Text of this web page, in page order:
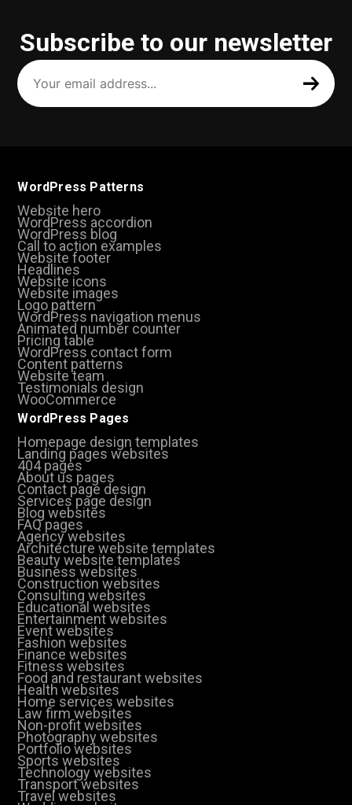
Subscribe to our newsletter
Your
email
address
(Required)
WordPress Patterns
Website hero
WordPress accordion
WordPress blog
Call to action examples
Website footer
Headlines
Website icons
Website images
Logo pattern
WordPress navigation menus
Animated number counter
Pricing table
WordPress contact form
Content patterns
Website team
Testimonials design
WooCommerce
WordPress Pages
Homepage design templates
Landing pages websites
404 pages
About us pages
Contact page design
Services page design
Blog websites
FAQ pages
Agency websites
Architecture website templates
Beauty website templates
Business websites
Construction websites
Consulting websites
Educational websites
Entertainment websites
Event websites
Fashion websites
Finance websites
Fitness websites
Food and restaurant websites
Health websites
Home services websites
Law firm websites
Non-profit websites
Photography websites
Portfolio websites
Sports websites
Technology websites
Transport websites
Travel websites